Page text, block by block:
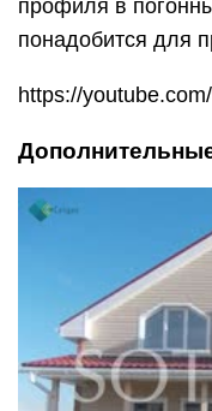
профиля в
понадобится для
https://